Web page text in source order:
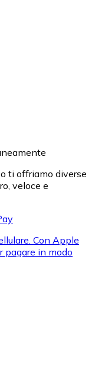
altri mezzi di
ti offriamo diverse
veloce e
Con Apple
pagare in modo